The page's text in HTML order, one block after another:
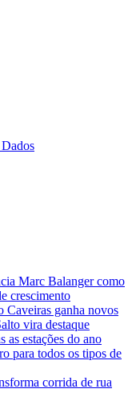
Marc Balanger como
crescimento
Caveiras ganha novos
vira destaque
as estações do ano
para todos os tipos de
corrida de rua